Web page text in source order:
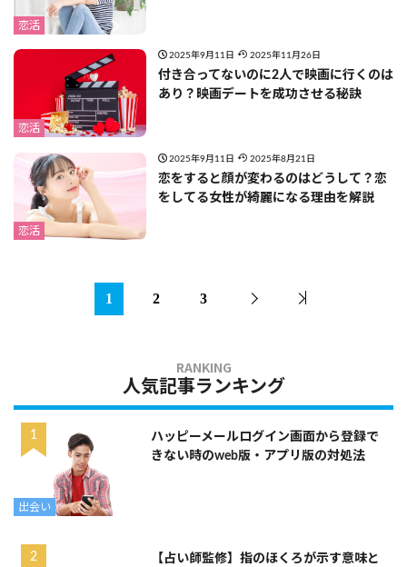
恋活
恋活
2025年9月11日 2025年11月26日
付き合ってないのに2人で映画に行くのは
あり？映画デートを成功させる秘訣
恋活
2025年9月11日 2025年8月21日
恋をすると顔が変わるのはどうして？恋
をしてる女性が綺麗になる理由を解説
1 2 3
人気記事ランキング
出会い
ハッピーメールログイン画面から登録で
きない時のweb版・アプリ版の対処法
【占い師監修】指のほくろが示す意味と